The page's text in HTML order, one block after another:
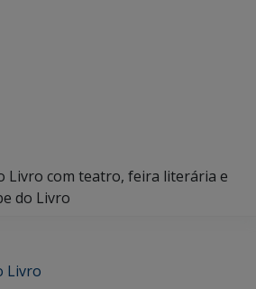
Livro com teatro, feira literária e
do Livro
Livro